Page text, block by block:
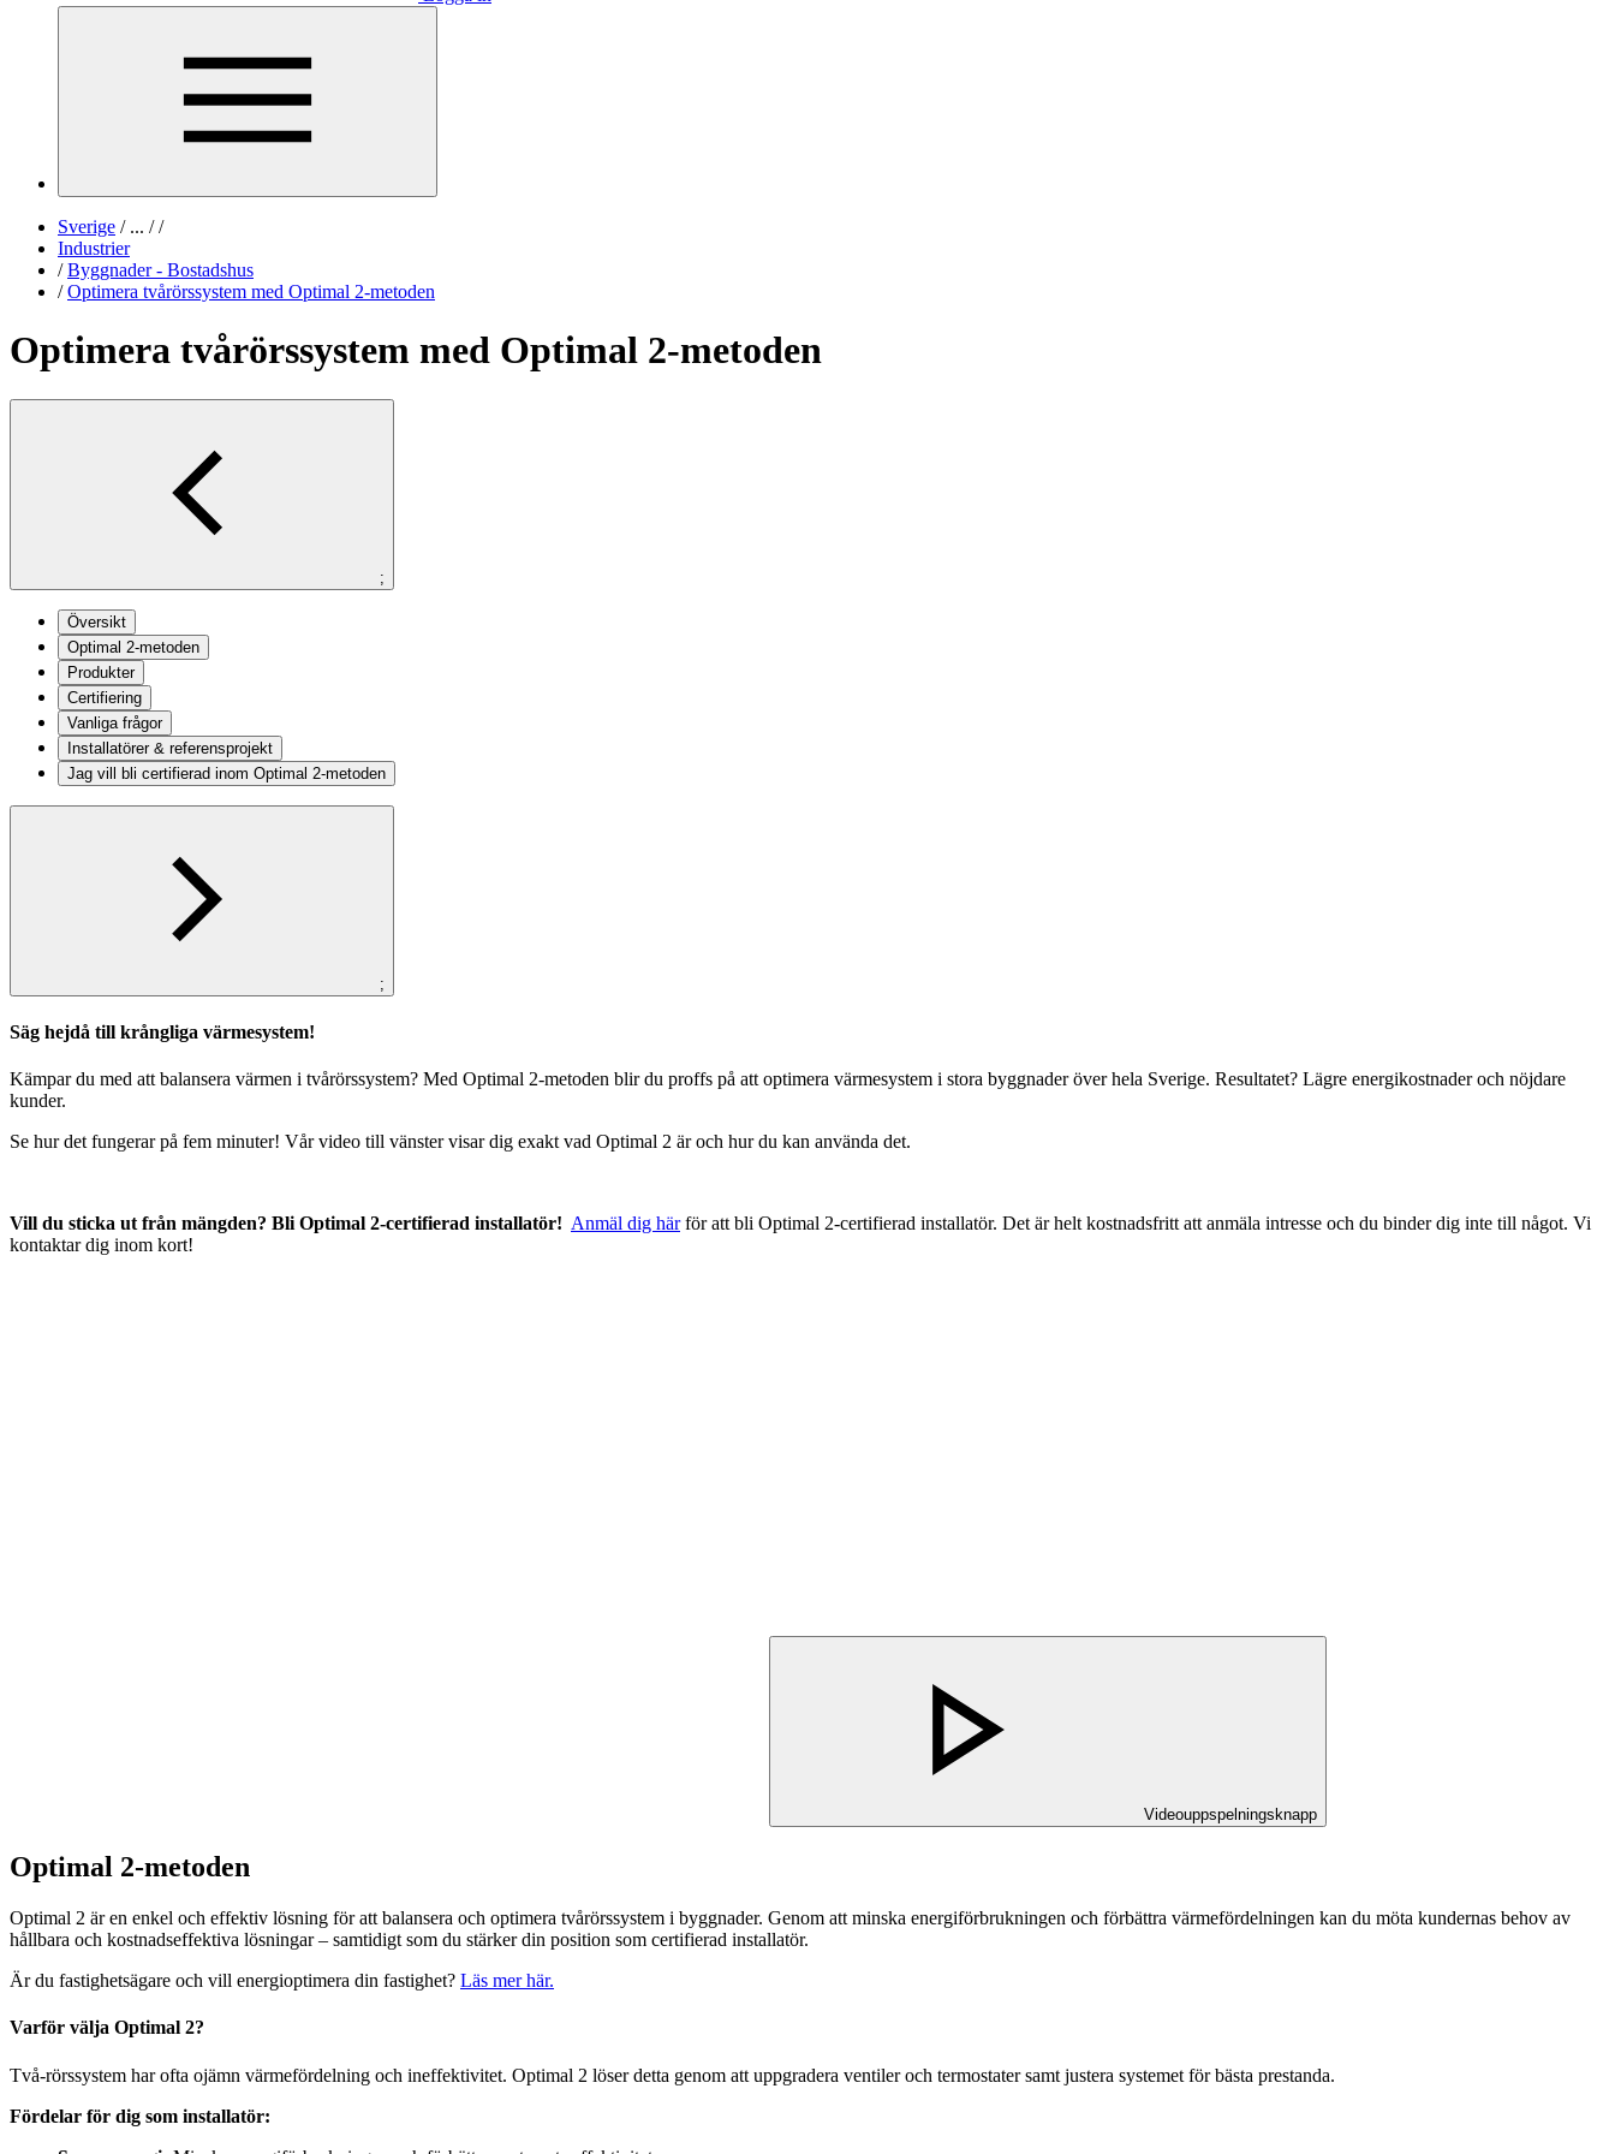
Sverige /... / /
Industrier
/ Byggnader - Bostadshus
/ Optimera tvårörssystem med Optimal 2-metoden
Optimera tvårörssystem med Optimal 2-metoden
;
Översikt
Optimal 2-metoden
Produkter
Certifiering
Vanliga frågor
Installatörer & referensprojekt
Jag vill bli certifierad inom Optimal 2-metoden
;
Säg hejdå till krångliga värmesystem!
Kämpar du med att balansera värmen i tvårörssystem? Med Optimal 2-metoden blir du proffs på att optimera värmesystem i stora byggnader över hela Sverige. Resultatet? Lägre energikostnader och nöjdare
kunder.
Se hur det fungerar på fem minuter! Vår video till vänster visar dig exakt vad Optimal 2 är och hur du kan använda det.
Vill du sticka ut från mängden? Bli Optimal 2-certifierad installatör! Anmäl dig härför att bli Optimal 2-certifierad installatör. Det är helt kostnadsfritt att anmäla intresse och du binder dig inte till något. Vi
kontaktar dig inom kort!
Videouppspelningsknapp
Optimal 2-metoden
Optimal 2 är en enkel och effektiv lösning för att balansera och optimera tvårörssystem i byggnader. Genom att minska energiförbrukningen och förbättra värmefördelningen kan du möta kundernas behov av
hållbara och kostnadseffektiva lösningar – samtidigt som du stärker din position som certifierad installatör.
Är du fastighetsägare och vill energioptimera din fastighet? Läs mer här.
Varför välja Optimal 2?
Två-rörssystem har ofta ojämn värmefördelning och ineffektivitet. Optimal 2 löser detta genom att uppgradera ventiler och termostater samt justera systemet för bästa prestanda.
Fördelar för dig som installatör: